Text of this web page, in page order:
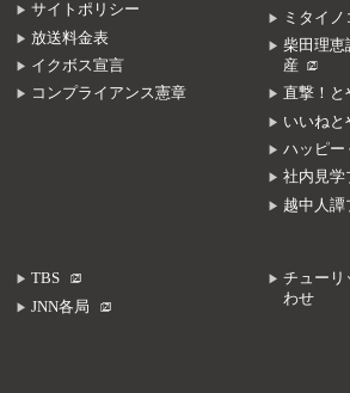
サイトポリシー
放送料金表
イクボス宣言
コンプライアンス憲章
ミタイ
柴田理恵
産
直撃！と
いいねと
ハッピー
社内見学
越中人譚
TBS
JNN各局
チューリ
わせ